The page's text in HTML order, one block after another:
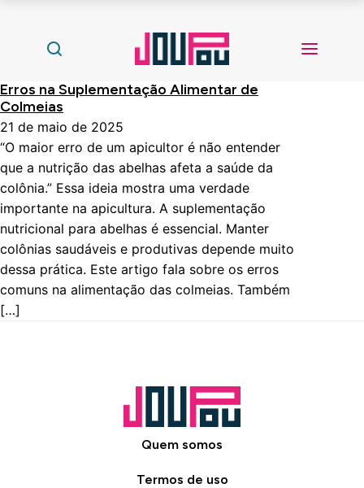
Erros na Suplementação Alimentar de
Colmeias
21 de maio de 2025
“O maior erro de um apicultor é não entender
que a nutrição das abelhas afeta a saúde da
colônia.” Essa ideia mostra uma verdade
importante na apicultura. A suplementação
nutricional para abelhas é essencial. Manter
colônias saudáveis e produtivas depende muito
dessa prática. Este artigo fala sobre os erros
comuns na alimentação das colmeias. Também
[…]
Quem somos
Termos de uso